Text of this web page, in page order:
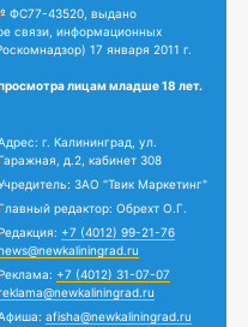
ФС77-43520, выдано
связи, информационных
17 января 2011 г.
лицам младше 18 лет.
г. Калининград, ул.
д.2, кабинет 308
ЗАО "Твик Маркетинг"
редактор: Обрехт О.Г.
+7 (4012) 99-21-76
+7 (4012) 31-07-07
afisha@newkaliningrad.ru